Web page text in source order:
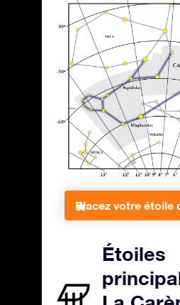
Placez votre étoile
Étoiles